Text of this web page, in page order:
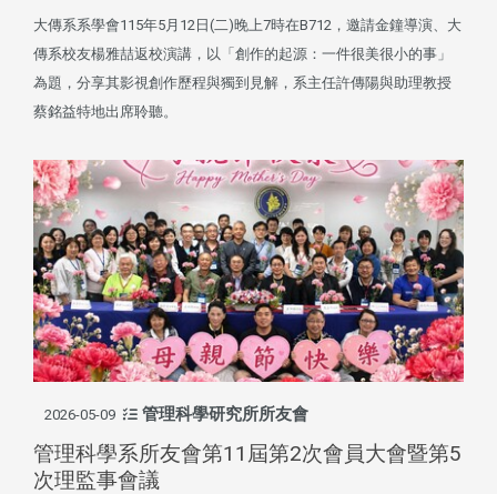
大傳系系學會115年5月12日(二)晚上7時在B712，邀請金鐘導演、大
傳系校友楊雅喆返校演講，以「創作的起源：一件很美很小的事」
為題，分享其影視創作歷程與獨到見解，系主任許傳陽與助理教授
蔡銘益特地出席聆聽。
2026-05-09 管理科學研究所所友會
管理科學系所友會第11屆第2次會員大會暨第5
次理監事會議